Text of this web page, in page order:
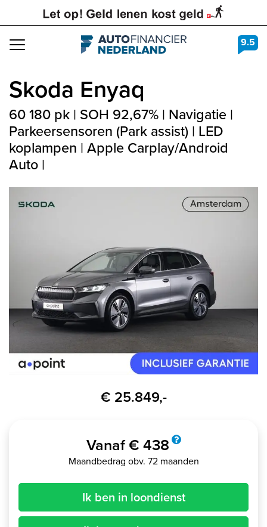
Navigation 9.5
Skoda Enyaq
60 180 pk | SOH 92,67% | Navigatie |
Parkeersensoren (Park assist) | LED
koplampen | Apple Carplay/Android
Auto |
€ 25.849,-
Vanaf € 438
Maandbedrag obv. 72 maanden
Ik ben in loondienst